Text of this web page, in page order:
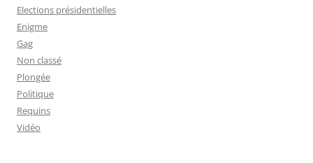
Elections présidentielles
Enigme
Gag
Non classé
Plongée
Politique
Requins
Vidéo